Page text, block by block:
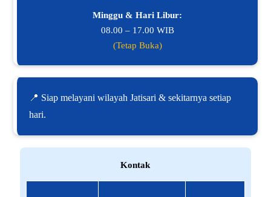
Minggu & Hari Libur:
08.00 – 17.00 WIB
(Tetap Buka)
📍 Siap melayani wilayah Jatisari & sekitarnya setiap
hari.
Kontak